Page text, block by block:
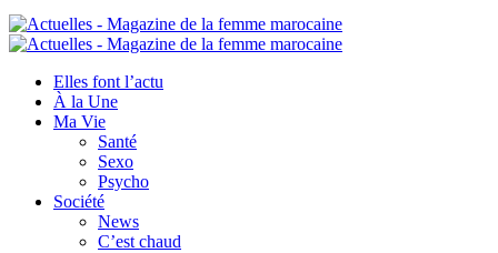
Elles font l’actu
À la Une
Ma Vie
Santé
Sexo
Psycho
Société
News
C’est chaud